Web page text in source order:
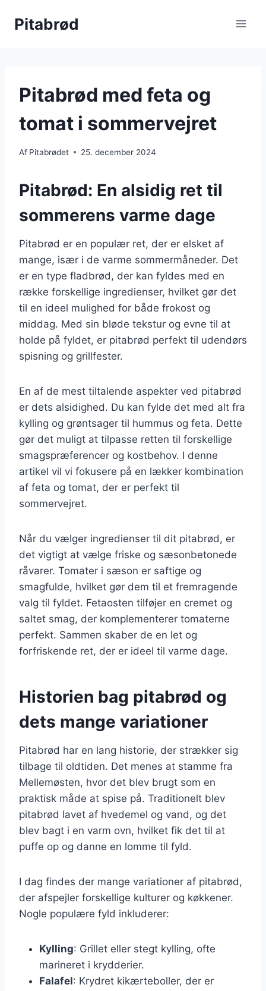
Pitabrød
Pitabrød med feta og
tomat i sommervejret
Af Pitabrødet 25. december 2024
Pitabrød: En alsidig ret til
sommerens varme dage
Pitabrød er en populær ret, der er elsket af
mange, især i de varme sommermåneder. Det
er en type fladbrød, der kan fyldes med en
række forskellige ingredienser, hvilket gør det
til en ideel mulighed for både frokost og
middag. Med sin bløde tekstur og evne til at
holde på fyldet, er pitabrød perfekt til udendørs
spisning og grillfester.
En af de mest tiltalende aspekter ved pitabrød
er dets alsidighed. Du kan fylde det med alt fra
kylling og grøntsager til hummus og feta. Dette
gør det muligt at tilpasse retten til forskellige
smagspræferencer og kostbehov. I denne
artikel vil vi fokusere på en lækker kombination
af feta og tomat, der er perfekt til
sommervejret.
Når du vælger ingredienser til dit pitabrød, er
det vigtigt at vælge friske og sæsonbetonede
råvarer. Tomater i sæson er saftige og
smagfulde, hvilket gør dem til et fremragende
valg til fyldet. Fetaosten tilføjer en cremet og
saltet smag, der komplementerer tomaterne
perfekt. Sammen skaber de en let og
forfriskende ret, der er ideel til varme dage.
Historien bag pitabrød og
dets mange variationer
Pitabrød har en lang historie, der strækker sig
tilbage til oldtiden. Det menes at stamme fra
Mellemøsten, hvor det blev brugt som en
praktisk måde at spise på. Traditionelt blev
pitabrød lavet af hvedemel og vand, og det
blev bagt i en varm ovn, hvilket fik det til at
puffe op og danne en lomme til fyld.
I dag findes der mange variationer af pitabrød,
der afspejler forskellige kulturer og køkkener.
Nogle populære fyld inkluderer:
Kylling: Grillet eller stegt kylling, ofte
marineret i krydderier.
Falafel: Krydret kikærteboller, der er